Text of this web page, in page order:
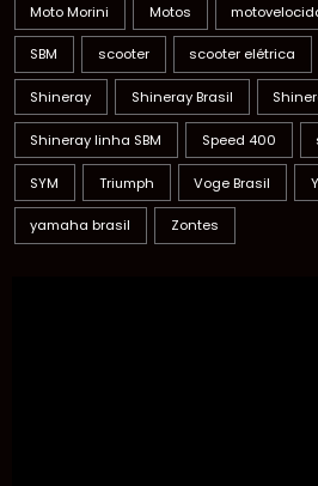
Moto Morini Motos
SBM scooter scooter elétrica
Shineray Shineray Brasil
Shineray linha SBM Speed 400
SYM Triumph Voge Brasil
yamaha brasil Zontes